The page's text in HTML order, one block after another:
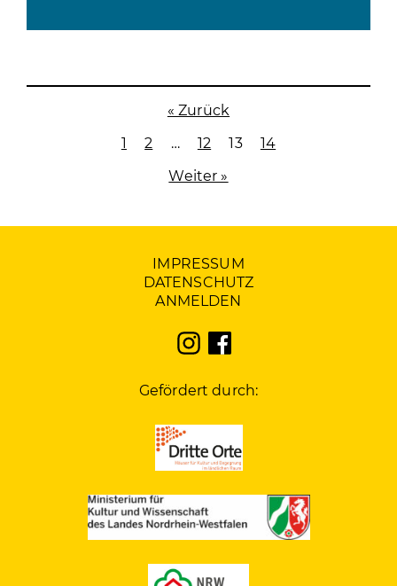
« Zurück
1
2 … 12 13
14
Weiter »
IMPRESSUM
DATENSCHUTZ
ANMELDEN
Gefördert durch: